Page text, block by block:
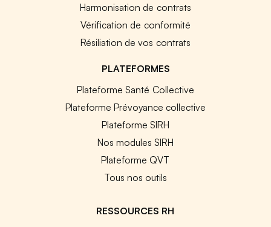
Harmonisation de contrats
Vérification de conformité
Résiliation de vos contrats
PLATEFORMES
Plateforme Santé Collective
Plateforme Prévoyance collective
Plateforme SIRH
Nos modules SIRH
Plateforme QVT
Tous nos outils
RESSOURCES RH